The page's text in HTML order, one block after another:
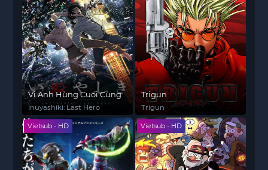
Vị Anh Hùng Cuối Cùng
Inuyashiki: Last Hero
Trigun
Trigun
Vietsub - HD Vietsub - HD